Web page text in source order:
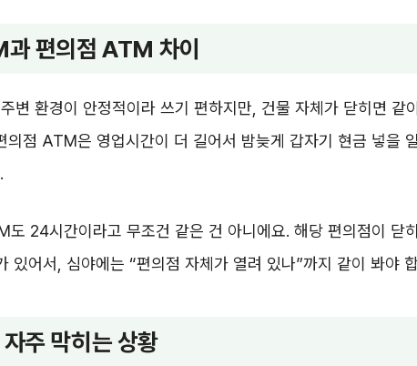
편의점 ATM 차이
변 환경이 안정적이라 쓰기 편하지만, 건물 자체가 닫히면 같
의점 ATM은 영업시간이 더 길어서 밤늦게 갑자기 현금 넣을
도 24시간이라고 무조건 같은 건 아니에요. 해당 편의점이 닫
있어서, 심야에는 “편의점 자체가 열려 있나”까지 같이 봐야
주 막히는 상황